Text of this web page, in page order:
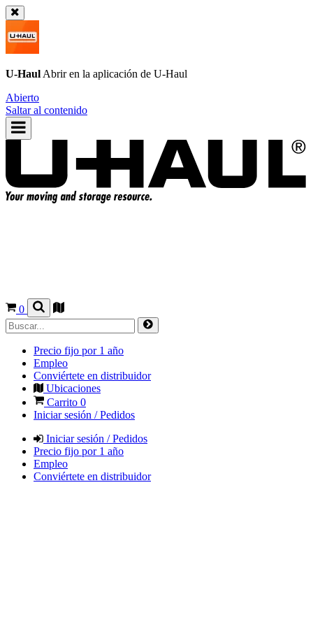
U-Haul Abrir en la aplicación de U-Haul
Abierto
Saltar al contenido
0
Precio fijo por 1 año
Empleo
Conviértete en distribuidor
Ubicaciones
Carrito 0
Iniciar sesión / Pedidos
Iniciar sesión / Pedidos
Precio fijo por 1 año
Empleo
Conviértete en distribuidor